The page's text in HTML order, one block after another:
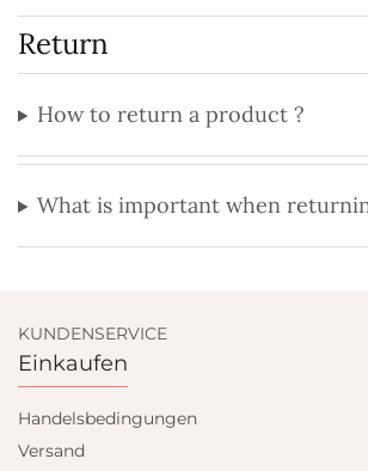
Return
How to return a product ?
What is important when
KUNDENSERVICE
Einkaufen
Handelsbedingungen
Versand